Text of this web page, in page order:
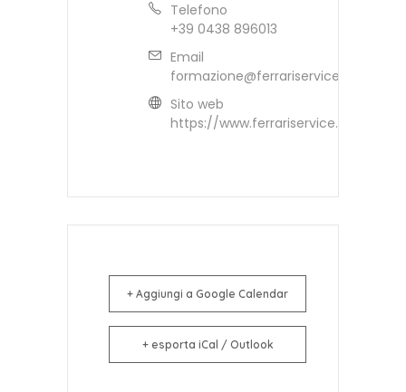
Telefono
+39 0438 896013
Email
formazione@ferrariservice.it
Sito web
https://www.ferrariservice.it
+ Aggiungi a Google Calendar
+ esporta iCal / Outlook